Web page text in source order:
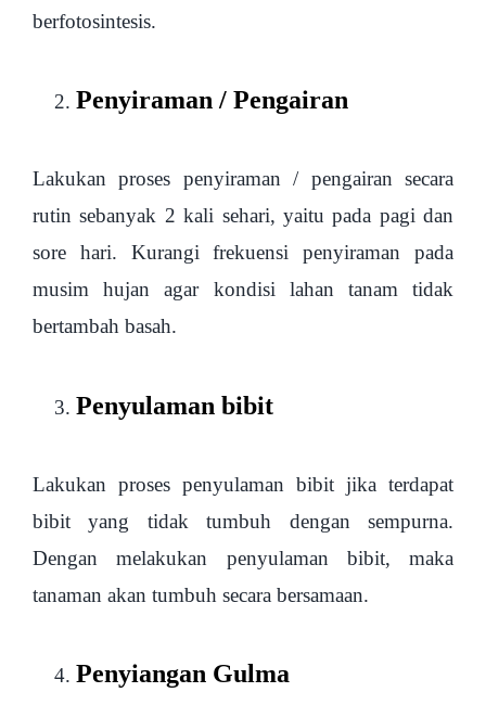
berfotosintesis.
Penyiraman / Pengairan
Lakukan proses penyiraman / pengairan secara
rutin sebanyak 2 kali sehari, yaitu pada pagi dan
sore hari. Kurangi frekuensi penyiraman pada
musim hujan agar kondisi lahan tanam tidak
bertambah basah.
Penyulaman bibit
Lakukan proses penyulaman bibit jika terdapat
bibit yang tidak tumbuh dengan sempurna.
Dengan melakukan penyulaman bibit, maka
tanaman akan tumbuh secara bersamaan.
Penyiangan Gulma